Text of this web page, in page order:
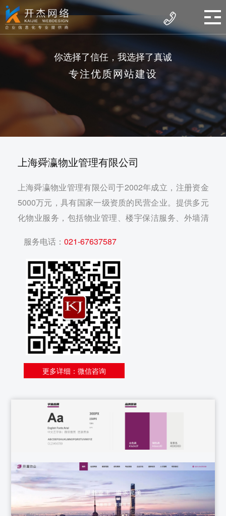
你选择了信任，我选择了真诚
专注优质网站建设
上海舜瀛物业管理有限公司
上海舜瀛物业管理有限公司于2002年成立，注册资金
5000万元，具有国家一级资质的民营企业。提供多元
化物业服务，包括物业管理、楼宇保洁服务、外墙清
修等。 经过不懈努力,我们通过ISO9001体系认证，并
先后被评为 “诚信企业”、 “信得过企业” 、“文明单
位”、“上海世博会合作单位”。 我们不仅荣获了社会荣
誉，还通过国家清洁行业的一级资质，在保洁行业越
走越远。
服务电话： 021-67637587
更多详细：微信咨询